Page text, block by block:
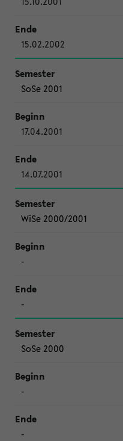
15.02.2002
SoSe 2001
17.04.2001
14.07.2001
WiSe 2000/2001
-
-
SoSe 2000
-
-